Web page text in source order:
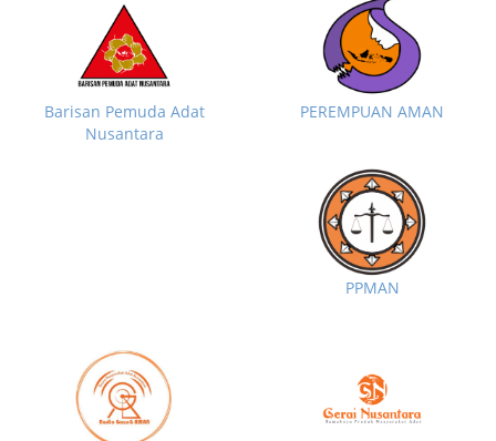
Barisan Pemuda Adat
Nusantara
PEREMPUAN AMAN
PPMAN